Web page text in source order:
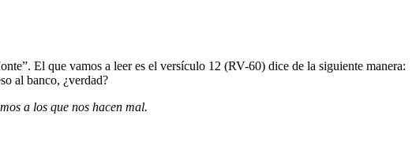
El que vamos a leer es el versículo 12 (RV-60) dice de la siguiente manera:
al banco, ¿verdad?
a los que nos hacen mal.